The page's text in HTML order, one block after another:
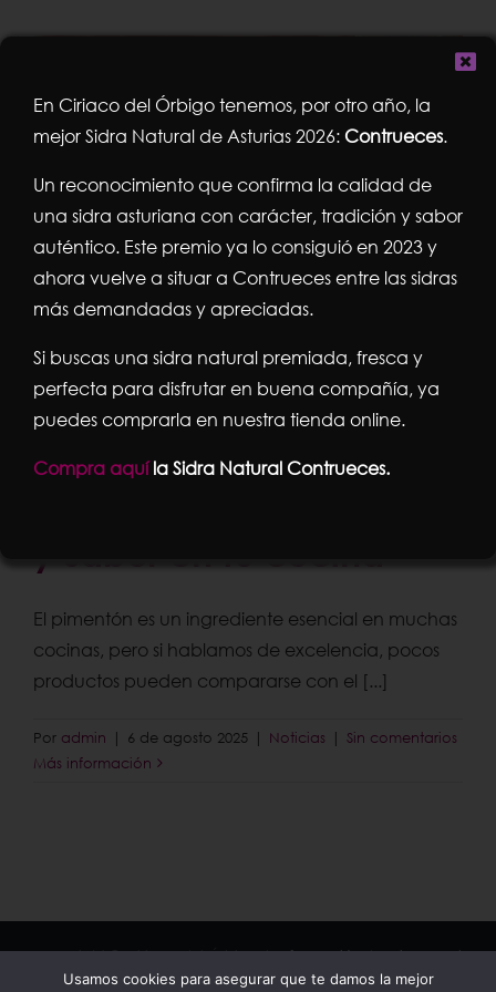
Comprar Pimentón de la
El pimentón es un ingrediente esencial en muchas
cocinas, pero si hablamos de excelencia, pocos
productos pueden compararse con el [...]
Por admin | 6 de agosto 2025 | Noticias | Sin comentarios
Más información
Copyright © Ciriaco del Órbigo |Información|Aviso Legal
Política de Privacidad |Política de Cookies|Contacto
En Ciriaco del Órbigo tenemos, por otro año, la
mejor Sidra Natural de Asturias 2026:Contrueces.
Un reconocimiento que confirma la calidad de
una sidra asturiana con carácter, tradición y sabor
auténtico. Este premio ya lo consiguió en 2023 y
ahora vuelve a situar a Contrueces entre las sidras
más demandadas y apreciadas.
Si buscas una sidra natural premiada, fresca y
perfecta para disfrutar en buena compañía, ya
puedes comprarla en nuestra tienda online.
Compra aquíla Sidra Natural Contrueces.
Usamos cookies para asegurar que te damos la mejor